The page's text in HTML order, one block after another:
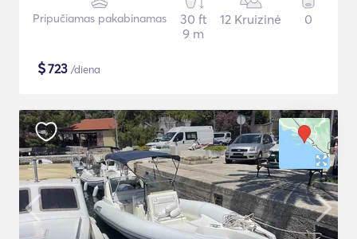
Pripučiamas pakabinamas
30 ft
9 m
12 Kruizinė 0
$723 /diena